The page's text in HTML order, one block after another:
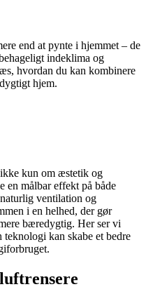
end at pynte i hjemmet – de
indeklima og
hvordan du kan kombinere
hjem.
kun om æstetik og
en målbar effekt på både
ventilation og
i en helhed, der gør
bæredygtig. Her ser vi
kan skabe et bedre